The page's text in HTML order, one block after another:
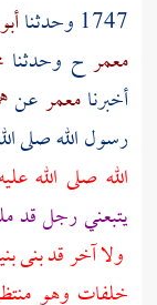
1747 وحدثنا
معمر ح وحدثنا
أخبرنامعمرعن
رسول الله صلى
الله صلى الله
يتبعني رجل قد
ولا آخر قد بنى
خلفات وهو